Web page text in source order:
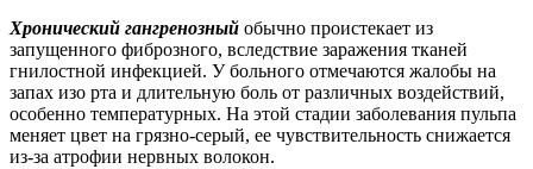
Хронический гангренозный обычно проистекает из
запущенного фиброзного, вследствие заражения тканей
гнилостной инфекцией. У больного отмечаются жалобы на
запах изо рта и длительную боль от различных воздействий,
особенно температурных. На этой стадии заболевания пульпа
меняет цвет на грязно-серый, ее чувствительность снижается
из-за атрофии нервных волокон.